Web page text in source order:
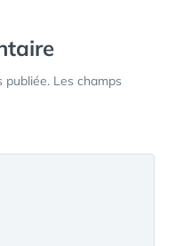
publiée. Les champs